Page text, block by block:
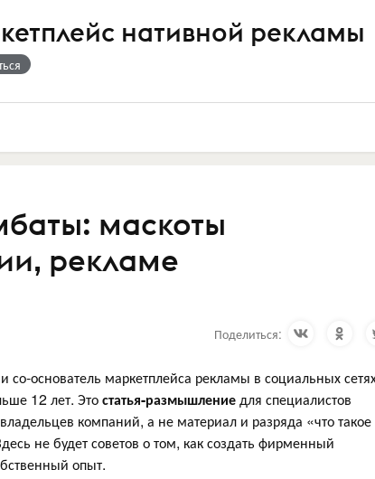
нативной рекламы
маскоты
рекламе
Поделиться:
основатель маркетплейса рекламы в социальных
12 лет. Этостатья-размышлениедля специалистов
компаний, а не материал и разряда «что такое
не будет советов о том, как создать фирменный
опыт.